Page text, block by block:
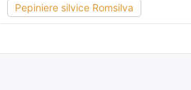
Pepiniere silvice Romsilva